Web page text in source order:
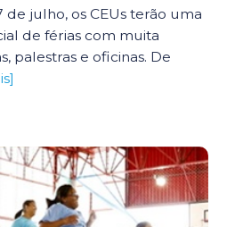
de julho, os CEUs terão uma
de férias com muita
palestras e oficinas. De